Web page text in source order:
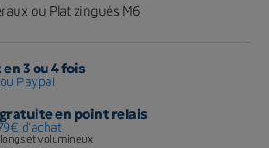
ou Plat zingués M6
3 ou 4 fois
Paypal
en point relais
d'achat
et volumineux